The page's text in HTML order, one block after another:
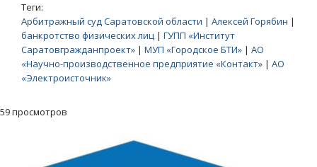
Теги:
Арбитражный суд Саратовской области | Алексей Горябин |
банкротство физических лиц | ГУПП «Институт
Саратовгражданпроект» | МУП «Городское БТИ» | АО
«Научно-производственное предприятие «Контакт» | АО
«Электроисточник»
59 просмотров